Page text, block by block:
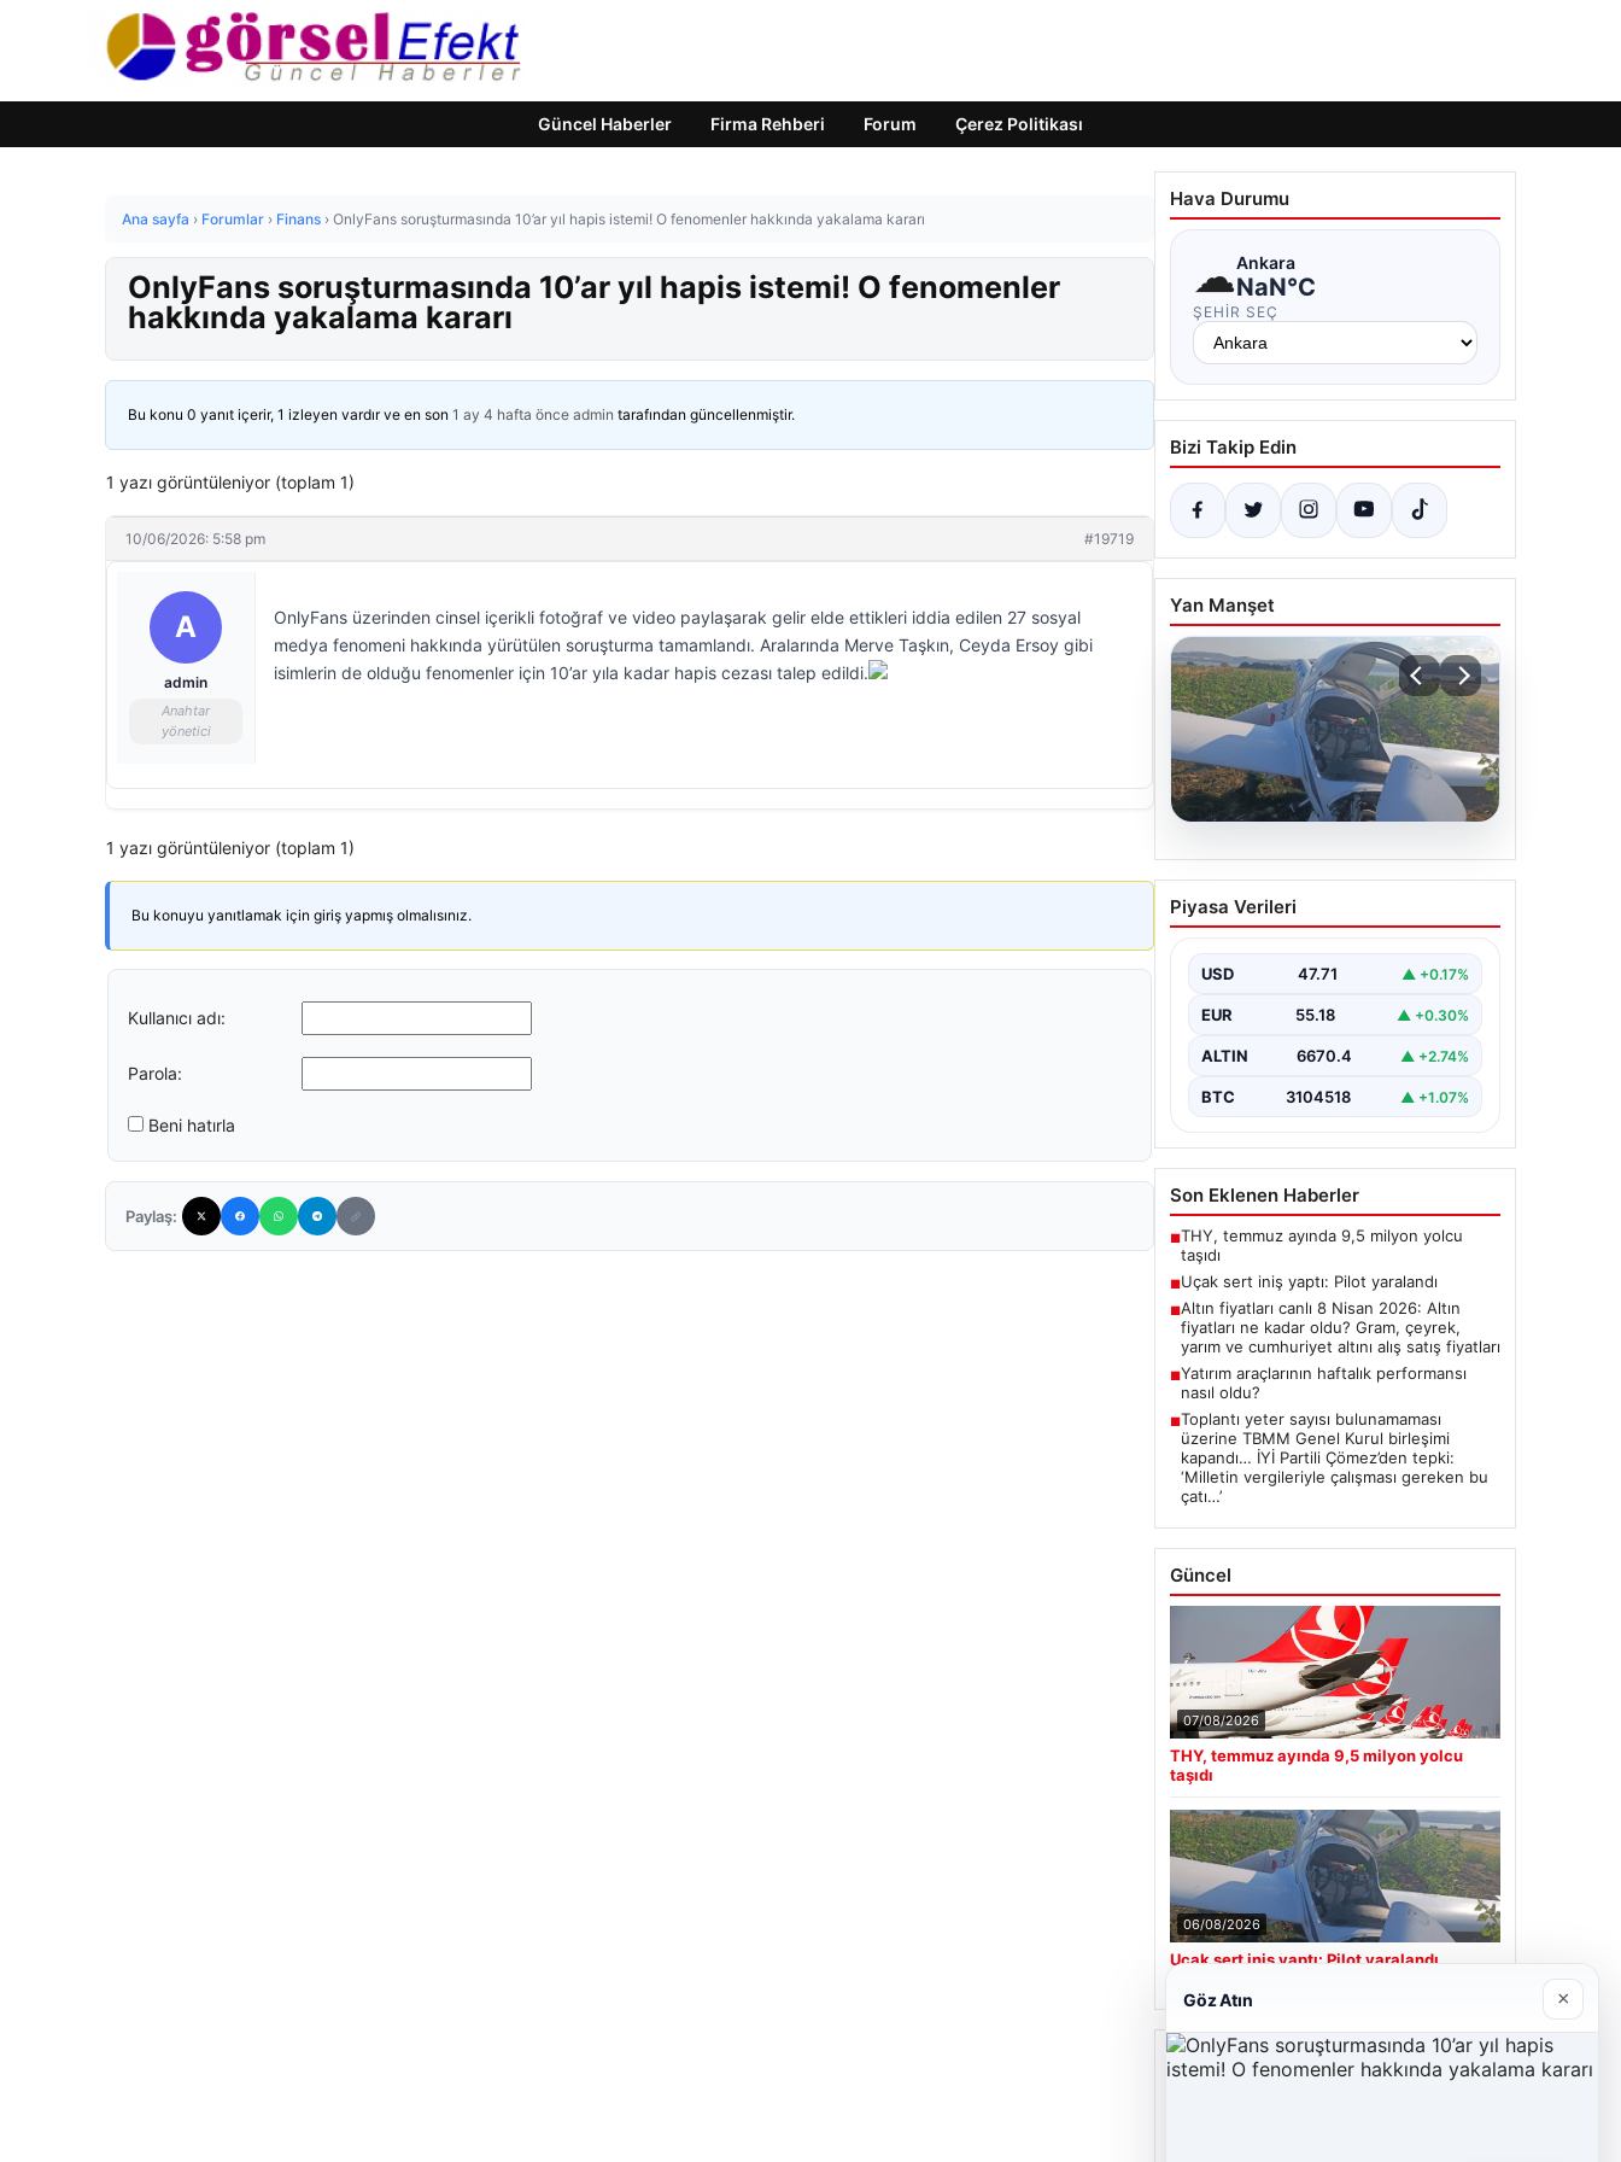
Güncel Haberler Firma Rehberi Forum Çerez Politikası
Ana sayfa › Forumlar › Finans › OnlyFans soruşturmasında 10’ar yıl hapis istemi! O fenomenler hakkında yakalama kararı
OnlyFans soruşturmasında 10’ar yıl hapis istemi! O fenomenler
hakkında yakalama kararı
Bu konu 0 yanıt içerir, 1 izleyen vardır ve en son 1 ay 4 hafta önce admin tarafından güncellenmiştir.
1 yazı görüntüleniyor (toplam 1)
10/06/2026: 5:58 pm #19719
A
admin
Anahtar
yönetici
OnlyFans üzerinden cinsel içerikli fotoğraf ve video paylaşarak gelir elde ettikleri iddia edilen 27 sosyal
medya fenomeni hakkında yürütülen soruşturma tamamlandı. Aralarında Merve Taşkın, Ceyda Ersoy gibi
isimlerin de olduğu fenomenler için 10’ar yıla kadar hapis cezası talep edildi.
1 yazı görüntüleniyor (toplam 1)
Bu konuyu yanıtlamak için giriş yapmış olmalısınız.
Kullanıcı adı:
Parola:
Beni hatırla
Paylaş:
Hava Durumu
☁Ankara
NaN°C
ŞEHIR SEÇ
Bizi Takip Edin
Yan Manşet
06.08.2026
Uçak sert iniş yaptı: Pilot
yaralandı
Piyasa Verileri
USD 47.71 ▲ +0.17%
EUR 55.18 ▲ +0.30%
ALTIN 6670.4 ▲ +2.74%
BTC 3104518 ▲ +1.07%
Son Eklenen Haberler
■THY, temmuz ayında 9,5 milyon yolcu
taşıdı
■Uçak sert iniş yaptı: Pilot yaralandı
■Altın fiyatları canlı 8 Nisan 2026: Altın
fiyatları ne kadar oldu? Gram, çeyrek,
yarım ve cumhuriyet altını alış satış fiyatları
■Yatırım araçlarının haftalık performansı
nasıl oldu?
■Toplantı yeter sayısı bulunamaması
üzerine TBMM Genel Kurul birleşimi
kapandı… İYİ Partili Çömez’den tepki:
‘Milletin vergileriyle çalışması gereken bu
çatı…’
Güncel
07/08/2026
THY, temmuz ayında 9,5 milyon yolcu
taşıdı
06/08/2026
Uçak sert iniş yaptı: Pilot yaralandı
Son Eklenen Firmalar
Göz Atın ×